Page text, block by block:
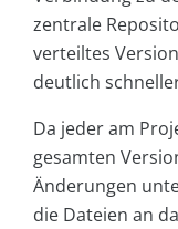
zentrale
verteiltes
deutlich
Da jeder am
gesamten
Änderungen
die Dateien an